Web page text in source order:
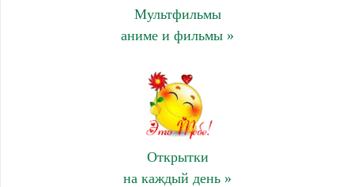
Мультфильмы
аниме и фильмы »
Открытки
на каждый день »